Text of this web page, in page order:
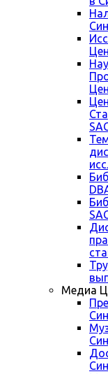
Медиа